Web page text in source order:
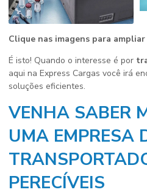
Clique nas imagens para ampliar
É isto! Quando o interesse é por
aqui na Express Cargas você irá
soluções eficientes.
VENHA SABER
UMA EMPRESA
PERECÍVEIS